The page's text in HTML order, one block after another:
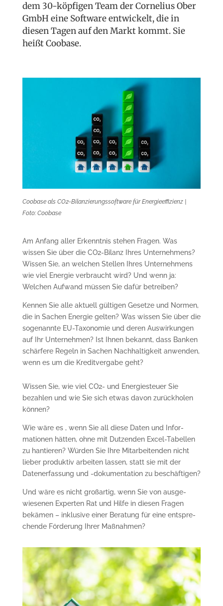
dem 30-köpfigen Team der Cornelius Ober
GmbH eine Software entwickelt, die in
diesen Ta­gen auf den Markt kommt. Sie
heißt Coobase.
Coobase als CO2-Bilanzierungssoftware für Energieeffizienz |
Foto: Coobase
Am Anfang aller Erkenntnis stehen Fragen. Was
wissen Sie über die CO2-Bilanz Ihres Unter­neh­mens?
Wissen Sie, an welchen Stellen Ihres Un­terneh­mens
wie viel Ener­gie verbraucht wird? Und wenn ja:
Welchen Aufwand müssen Sie da­für betreiben?
Kennen Sie alle aktuell gültigen Gesetze und Nor­men,
die in Sachen Energie gelten? Was wis­sen Sie über die
sogenannte EU-Taxonomie und deren Auswirkungen
auf Ihr Unterneh­men? Ist Ih­nen bekannt, dass Banken
schärfere Regeln in Sachen Nachhaltigkeit anwenden,
wenn es um die Kreditvergabe geht?
Wissen Sie, wie viel CO2- und Energiesteuer Sie
bezahlen und wie Sie sich et­was davon zu­rück­holen
können?
Wie wäre es , wenn Sie all diese Daten und Infor­
mationen hätten, ohne mit Dut­zen­den Excel-Ta­bellen
zu hantieren? Würden Sie Ihre Mitarbei­ten­den nicht
lieber produktiv arbeiten lassen, statt sie mit der
Datenerfassung und -do­kumen­tation zu beschäftigen?
Und wäre es nicht großartig, wenn Sie von aus­ge­
wiesenen Experten Rat und Hil­fe in diesen Fra­gen
bekämen – inklusive einer Beratung für eine ent­spre­
chen­de Förderung Ihrer Maßnah­men?